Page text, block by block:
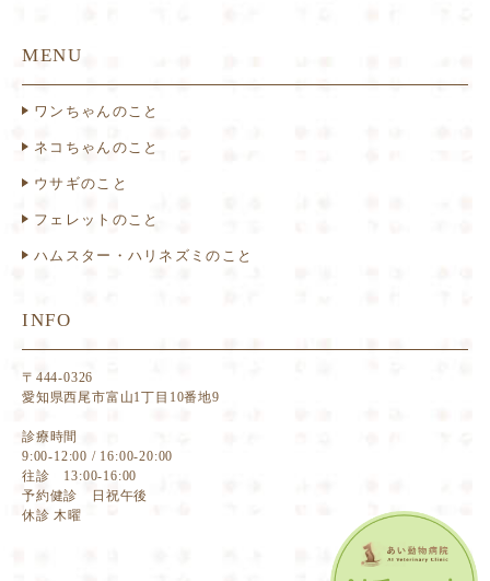
MENU
ワンちゃんのこと
ネコちゃんのこと
ウサギのこと
フェレットのこと
ハムスター・ハリネズミのこと
INFO
〒444-0326
愛知県西尾市富山1丁目10番地9
診療時間
9:00-12:00 / 16:00-20:00
往診 13:00-16:00
予約健診 日祝午後
休診 木曜